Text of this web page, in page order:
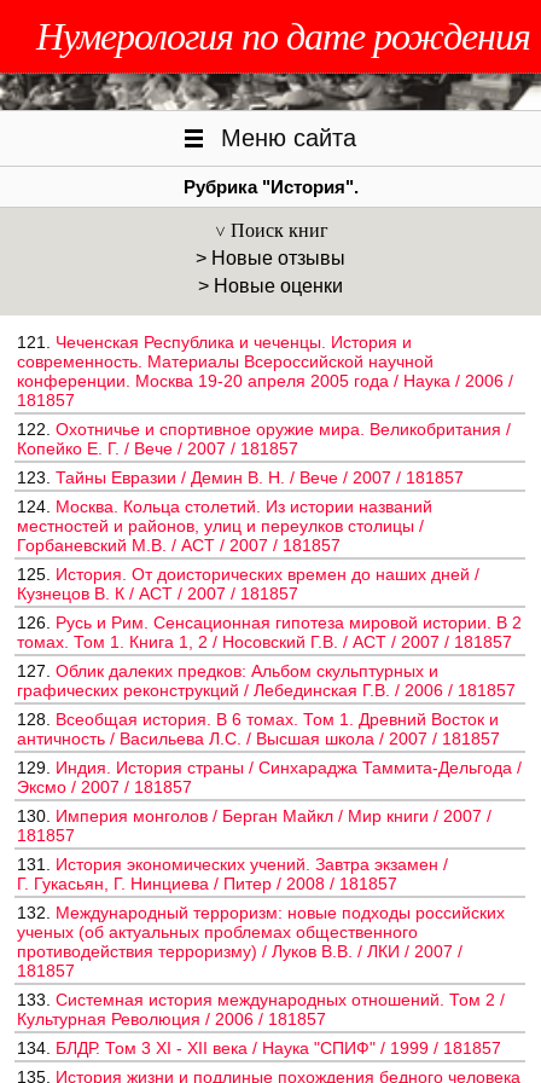
Нумерология по дате рождения
Меню сайта
Рубрика "История".
Поиск книг
> Новые отзывы
> Новые оценки
121. Чеченская Республика и чеченцы. История и
современность. Материалы Всероссийской научной
конференции. Москва 19-20 апреля 2005 года / Наука / 2006 /
181857
122. Охотничье и спортивное оружие мира. Великобритания /
Копейко Е. Г. / Вече / 2007 / 181857
123. Тайны Евразии / Демин В. Н. / Вече / 2007 / 181857
124. Москва. Кольца столетий. Из истории названий
местностей и районов, улиц и переулков столицы /
Горбаневский М.В. / АСТ / 2007 / 181857
125. История. От доисторических времен до наших дней /
Кузнецов В. К / АСТ / 2007 / 181857
126. Русь и Рим. Сенсационная гипотеза мировой истории. В 2
томах. Том 1. Книга 1, 2 / Носовский Г.В. / АСТ / 2007 / 181857
127. Облик далеких предков: Альбом скульптурных и
графических реконструкций / Лебединская Г.В. / 2006 / 181857
128. Всеобщая история. В 6 томах. Том 1. Древний Восток и
античность / Васильева Л.С. / Высшая школа / 2007 / 181857
129. Индия. История страны / Синхараджа Таммита-Дельгода /
Эксмо / 2007 / 181857
130. Империя монголов / Берган Майкл / Мир книги / 2007 /
181857
131. История экономических учений. Завтра экзамен /
Г. Гукасьян, Г. Нинциева / Питер / 2008 / 181857
132. Международный терроризм: новые подходы российских
ученых (об актуальных проблемах общественного
противодействия терроризму) / Луков В.В. / ЛКИ / 2007 /
181857
133. Системная история международных отношений. Том 2 /
Культурная Революция / 2006 / 181857
134. БЛДР. Том 3 XI - XII века / Наука "СПИФ" / 1999 / 181857
135. История жизни и подлиные похождения бедного человека